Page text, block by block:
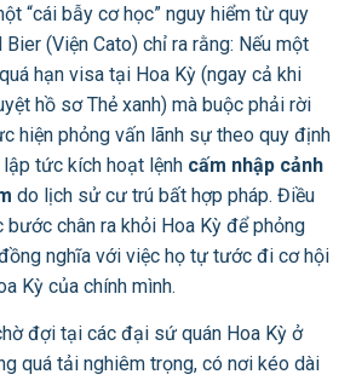
“cái bẫy cơ học” nguy hiểm từ quy
Bier (Viện Cato) chỉ ra rằng: Nếu một
hạn visa tại Hoa Kỳ (ngay cả khi
hồ sơ Thẻ xanh) mà buộc phải rời
hiện phỏng vấn lãnh sự theo quy định
tức kích hoạt lệnh cấm nhập cảnh
do lịch sử cư trú bất hợp pháp. Điều
bước chân ra khỏi Hoa Kỳ để phỏng
nghĩa với việc họ tự tước đi cơ hội
Kỳ của chính mình.
đợi tại các đại sứ quán Hoa Kỳ ở
quá tải nghiêm trọng, có nơi kéo dài